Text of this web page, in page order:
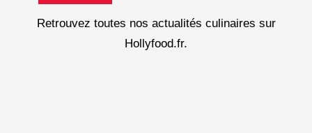
Retrouvez toutes nos actualités culinaires sur
Hollyfood.fr.